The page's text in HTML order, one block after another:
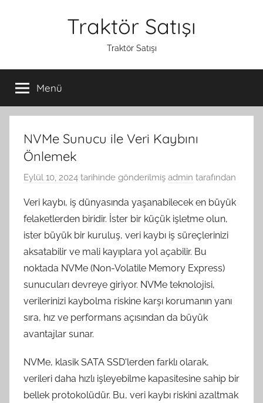
Traktör Satışı
Traktör Satışı
Menü
NVMe Sunucu ile Veri Kaybını
Önlemek
Eylül 10, 2024 tarihinde gönderilmiş admin tarafından
Veri kaybı, iş dünyasında yaşanabilecek en büyük
felaketlerden biridir. İster bir küçük işletme olun,
ister büyük bir kuruluş, veri kaybı iş süreçlerinizi
aksatabilir ve mali kayıplara yol açabilir. Bu
noktada NVMe (Non-Volatile Memory Express)
sunucuları devreye giriyor. NVMe teknolojisi,
verilerinizi kaybolma riskine karşı korumanın yanı
sıra, hız ve performans açısından da büyük
avantajlar sunar.
NVMe, klasik SATA SSD'lerden farklı olarak,
verileri daha hızlı işleyebilme kapasitesine sahip bir
bellek protokolüdür. Bu, veri kaybı riskini azaltmak